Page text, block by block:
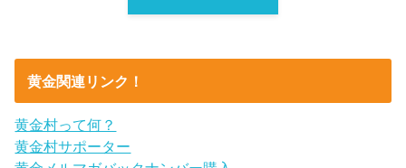
黄金関連リンク！
黄金村って何？
黄金村サポーター